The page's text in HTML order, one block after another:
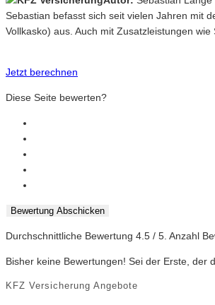
Sebastian befasst sich seit vielen Jahren mit
Vollkasko) aus. Auch mit Zusatzleistungen
Jetzt berechnen
Diese Seite bewerten?
Bewertung Abschicken
Durchschnittliche Bewertung 4.5 / 5. Anzahl
Bisher keine Bewertungen! Sei der Erste, der
KFZ Versicherung Angebote